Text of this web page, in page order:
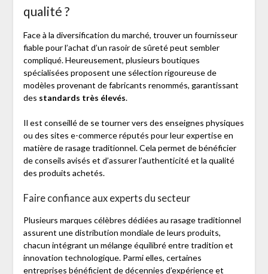
qualité ?
Face à la diversification du marché, trouver un fournisseur
fiable pour l’achat d’un rasoir de sûreté peut sembler
compliqué. Heureusement, plusieurs boutiques
spécialisées proposent une sélection rigoureuse de
modèles provenant de fabricants renommés, garantissant
des standards très élevés.
Il est conseillé de se tourner vers des enseignes physiques
ou des sites e-commerce réputés pour leur expertise en
matière de rasage traditionnel. Cela permet de bénéficier
de conseils avisés et d’assurer l’authenticité et la qualité
des produits achetés.
Faire confiance aux experts du secteur
Plusieurs marques célèbres dédiées au rasage traditionnel
assurent une distribution mondiale de leurs produits,
chacun intégrant un mélange équilibré entre tradition et
innovation technologique. Parmi elles, certaines
entreprises bénéficient de décennies d’expérience et